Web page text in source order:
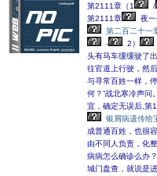
第2111章（1
/
第2111章
夜
第二百二十一
-
2）
头有马车缓缓驶了
往官道上行驶，然
与寻常百姓一样，
何？”战北寒冷声问
宜，确定无误后,第
银屑病遗传给
成普通百姓，也很
由不同人负责，化
病病怎么确诊么办
城门盘查，就说是